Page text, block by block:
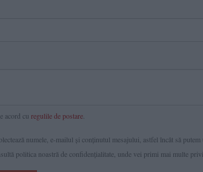
acord cu regulile de postare
numele, e-mailul şi conținutul mesajului, astfel încât să
politica noastră de confidenţialitate, unde vei primi mai multe